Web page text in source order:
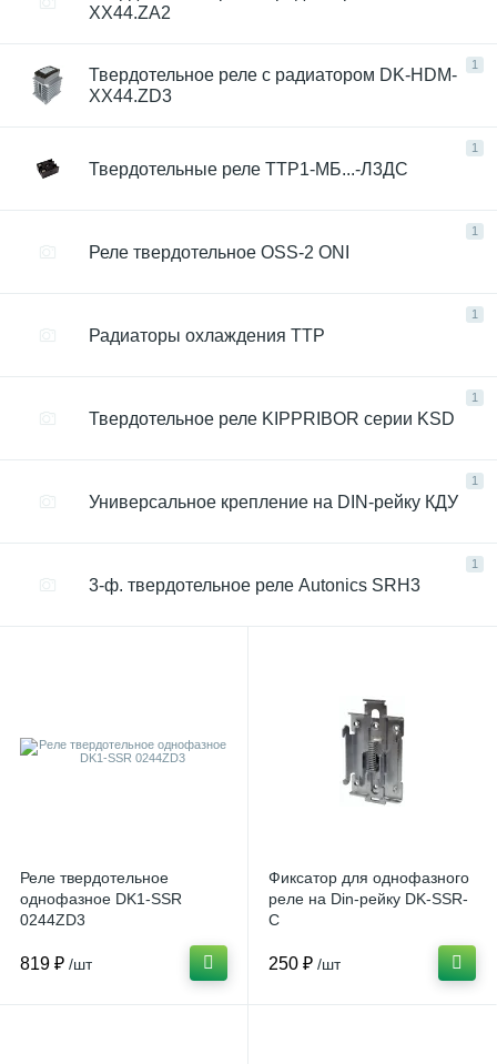
XX44.ZA2
1
Твердотельное реле с радиатором DK-HDM-
ХХ44.ZD3
1
Твердотельные реле ТТР1-МБ...-Л3ДС
1
Реле твердотельное OSS-2 ONI
1
Радиаторы охлаждения ТТР
1
Твердотельное реле KIPPRIBOR серии KSD
1
Универсальное крепление на DIN-рейку КДУ
1
3-ф. твердотельное реле Autonics SRH3
Реле твердотельное
однофазное DK1-SSR
0244ZD3
819 ₽ /шт
Фиксатор для однофазного
реле на Din-рейку DK-SSR-
C
250 ₽ /шт